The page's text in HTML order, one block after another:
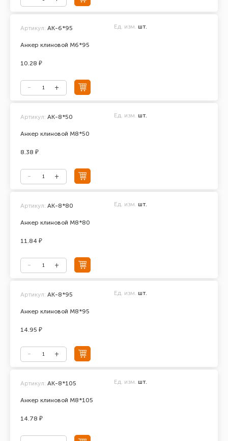
Анкер клиновой М6*95
Артикул: АК-6*95 Ед. изм. шт.
10.28 ₽
Анкер клиновой М8*50
Артикул: АК-8*50 Ед. изм. шт.
8.38 ₽
Анкер клиновой М8*80
Артикул: АК-8*80 Ед. изм. шт.
11.84 ₽
Анкер клиновой М8*95
Артикул: АК-8*95 Ед. изм. шт.
14.95 ₽
Анкер клиновой М8*105
Артикул: АК-8*105 Ед. изм. шт.
14.78 ₽